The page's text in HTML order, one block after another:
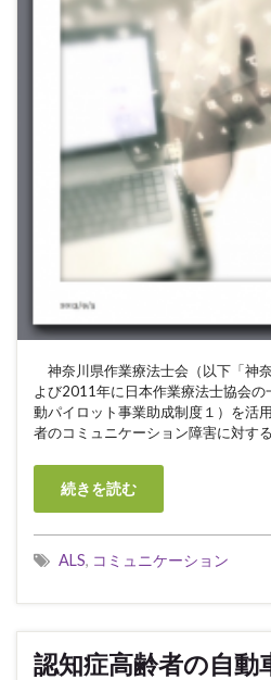
神奈川県作業療法士会（以下「神
よび2011年に日本作業療法士協会
動パイロット事業助成制度１）を活
者のコミュニケーション障害に対す
続きを読む
ALS, コミュニケーション
認知症高齢者の自動